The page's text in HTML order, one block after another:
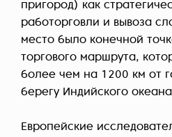
пригород) как
работорговли и вывоза
место было конечной
торгового маршрута,
более чем на 1200 км от
берегу Индийского
Европейские